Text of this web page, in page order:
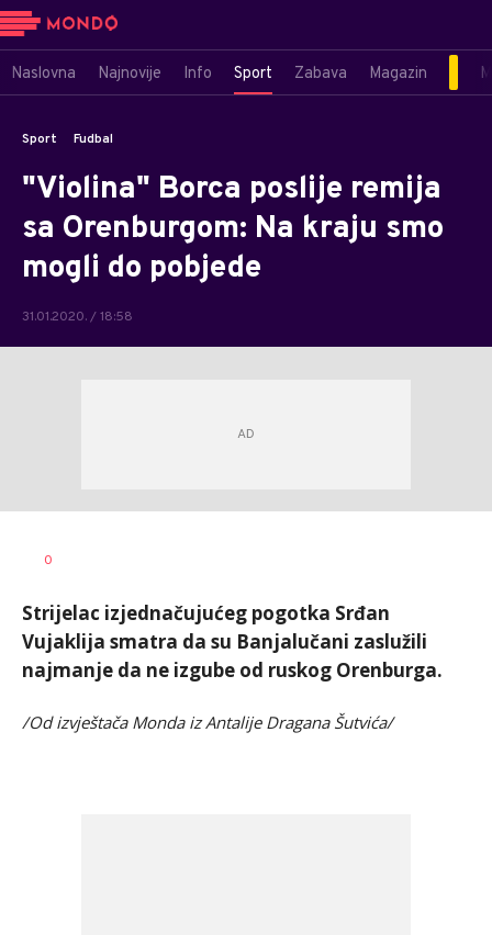
Naslovna Najnovije Info Sport Zabava Magazin
Sport Fudbal
"Violina" Borca poslije remija
sa Orenburgom: Na kraju smo
mogli do pobjede
31.01.2020. / 18:58
AUTOR
0
Strijelac izjednačujućeg pogotka Srđan
Vujaklija smatra da su Banjalučani zaslužili
najmanje da ne izgube od ruskog Orenburga.
/Od izvještača Monda iz Antalije Dragana Šutvića/